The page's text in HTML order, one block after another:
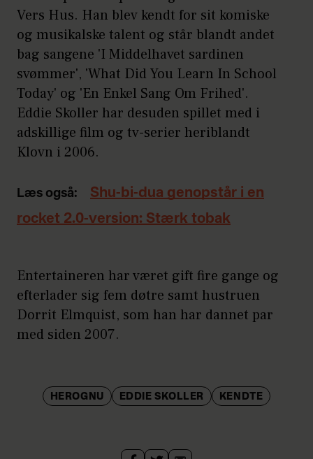
Vers Hus. Han blev kendt for sit komiske
og musikalske talent og står blandt andet
bag sangene 'I Middelhavet sardinen
svømmer', 'What Did You Learn In School
Today' og 'En Enkel Sang Om Frihed'.
Eddie Skoller har desuden spillet med i
adskillige film og tv-serier heriblandt
Klovn i 2006.
Læs også:
Shu-bi-dua genopstår i en
rocket 2.0-version: Stærk tobak
Entertaineren har været gift fire gange og
efterlader sig fem døtre samt hustruen
Dorrit Elmquist, som han har dannet par
med siden 2007.
HEROGNU EDDIE SKOLLER KENDTE